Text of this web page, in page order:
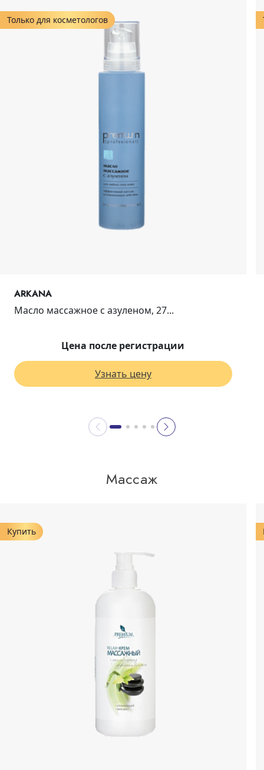
Только для косметологов
ARKANA
Масло массажное с азуленом, 27...
Цена после регистрации
Узнать цену
Массаж
Купить